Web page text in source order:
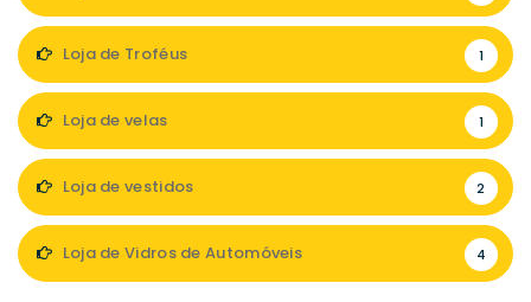
Loja de Troféus 1
Loja de velas 1
Loja de vestidos 2
Loja de Vidros de Automóveis 4